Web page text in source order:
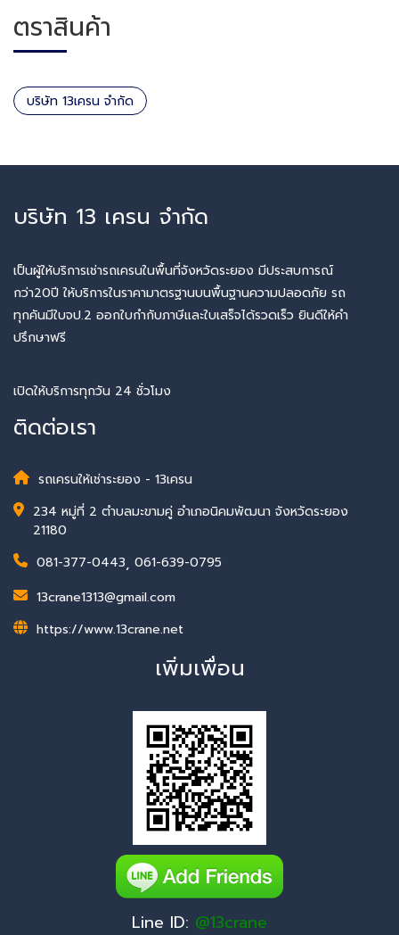
ตราสินค้า
บริษัท 13เครน จำกัด
บริษัท 13 เครน จำกัด
เป็นผู้ให้บริการเช่ารถเครนในพื้นที่จังหวัดระยอง มีประสบการณ์
กว่า20ปี ให้บริการในราคามาตรฐานบนพื้นฐานความปลอดภัย รถ
ทุกคันมีใบจป.2 ออกใบกำกับภาษีและใบเสร็จได้รวดเร็ว ยินดีให้คำ
ปรึกษาฟรี
เปิดให้บริการทุกวัน 24 ชั่วโมง
ติดต่อเรา
รถเครนให้เช่าระยอง - 13เครน
234 หมู่ที่ 2 ตำบลมะขามคู่ อำเภอนิคมพัฒนา จังหวัดระยอง
21180
081-377-0443, 061-639-0795
13crane1313@gmail.com
https://www.13crane.net
เพิ่มเพื่อน
Line ID: @13crane